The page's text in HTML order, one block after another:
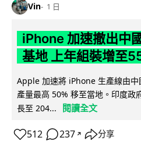
Vin 1 日
iPhone 加速撤出中
基地 上年組裝增至
Apple 加速將 iPhone 生產線由
產量最高 50% 移至當地。印度政
長至 204...
閱讀全文
512 237 ↗ 分享